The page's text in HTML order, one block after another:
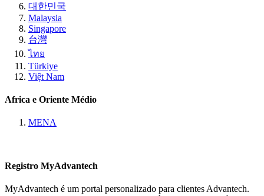
대한민국
Malaysia
Singapore
台灣
ไทย
Türkiye
Việt Nam
Africa e Oriente Médio
MENA
Registro MyAdvantech
MyAdvantech é um portal personalizado para clientes Advantech.